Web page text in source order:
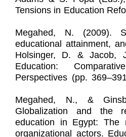
Tensions in Education
[7] Megahed, N. (2009).
educational attainment,
Holsinger, D. & Jacob,
Education:
Perspectives (pp.
[8] Megahed, N., &
Globalization and the
education in Egypt: The
organizational actors.